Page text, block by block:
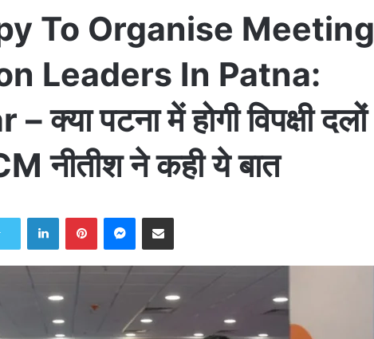
To Organise Meeting
Leaders In Patna:
पटना में होगी विपक्षी दलों
नीतीश ने कही ये बात